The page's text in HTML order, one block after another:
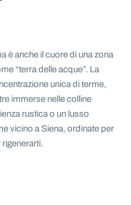
è anche il cuore di una zona
“terra delle acque”. La
unica di terme,
immerse nelle colline
rustica o un lusso
vicino a Siena, ordinate per